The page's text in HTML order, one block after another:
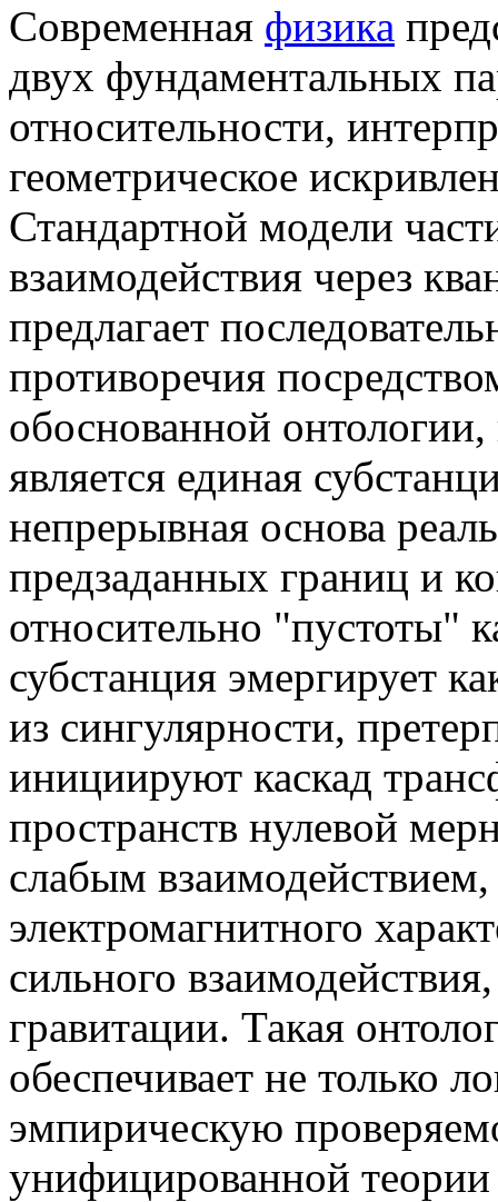
Современная физика
двух фундаментальных
относительности,
геометрическое
Стандартной модели
взаимодействия через
предлагает
противоречия
обоснованной
является единая
непрерывная основа
предзаданных границ и
относительно "пустоты"
субстанция эмергирует
из сингулярности,
инициируют каскад
пространств нулевой
слабым взаимодействием,
электромагнитного
сильного
гравитации. Такая
обеспечивает не только
эмпирическую
унифицированной